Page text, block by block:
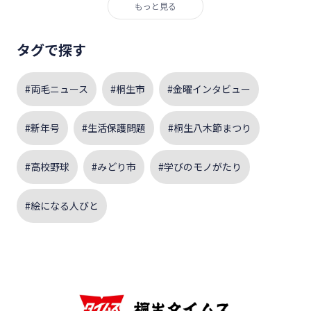
もっと見る
タグで探す
#両毛ニュース #桐生市 #金曜インタビュー
#新年号 #生活保護問題 #桐生八木節まつり
#高校野球 #みどり市 #学びのモノがたり
#絵になる人びと